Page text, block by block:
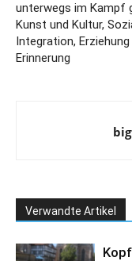
unterwegs im Kampf
Kunst und Kultur,
Integration, Erziehung
Erinnerung
Verwandte Artikel